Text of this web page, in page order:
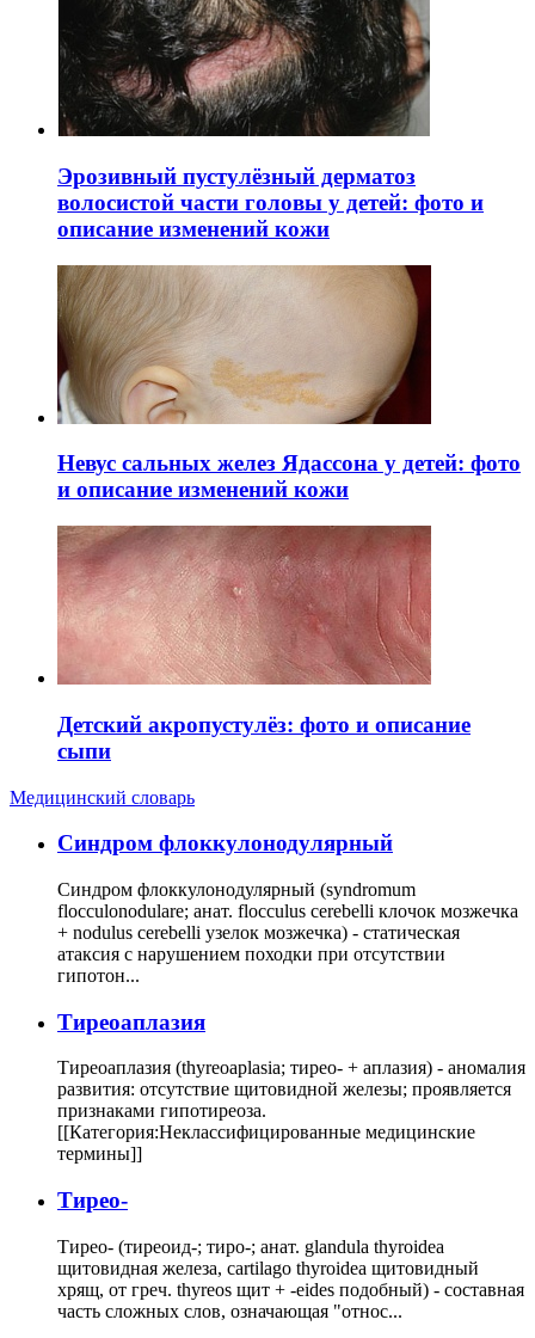
Эрозивный пустулёзный дерматоз
волосистой части головы у детей: фото и
описание изменений кожи
Невус сальных желез Ядассона у детей: фото
и описание изменений кожи
Детский акропустулёз: фото и описание
сыпи
Медицинский словарь
Cиндром флоккулонодулярный
Синдром флоккулонодулярный (syndromum
flocculonodulare; анат. flocculus cerebelli клочок мозжечка
+ nodulus cerebelli узелок мозжечка) - статическая
атаксия с нарушением походки при отсутствии
гипотон...
Тиреоаплазия
Тиреоаплазия (thyreoaplasia; тирео- + аплазия) - аномалия
развития: отсутствие щитовидной железы; проявляется
признаками гипотиреоза.
[[Категория:Неклассифицированные медицинские
термины]]
Тирео-
Тирео- (тиреоид-; тиро-; анат. glandula thyroidea
щитовидная железа, cartilago thyroidea щитовидный
хрящ, от греч. thyreos щит + -eides подобный) - составная
часть сложных слов, означающая "относ...